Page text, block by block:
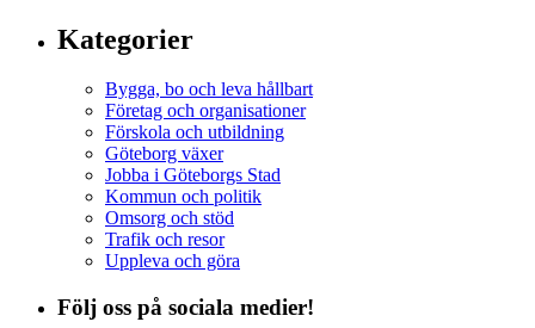
Kategorier
Bygga, bo och leva hållbart
Företag och organisationer
Förskola och utbildning
Göteborg växer
Jobba i Göteborgs Stad
Kommun och politik
Omsorg och stöd
Trafik och resor
Uppleva och göra
Följ oss på sociala medier!